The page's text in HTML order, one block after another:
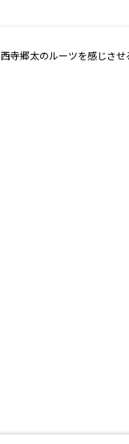
寺郷太のルーツを感じさせ